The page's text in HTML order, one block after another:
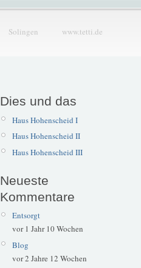
Solingen www.tetti.de
Dies und das
Haus Hohenscheid I
Haus Hohenscheid II
Haus Hohenscheid III
Neueste
Kommentare
Entsorgt
vor 1 Jahr 10 Wochen
Blog
vor 2 Jahre 12 Wochen